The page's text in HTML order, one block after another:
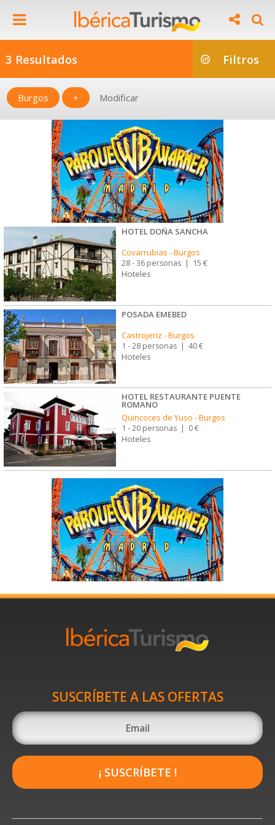
3 Resultados Filtros
Burgos + Modificar
HOTEL DOÑA SANCHA
Covarrubias -Burgos
28 - 36 personas | 15 €
Hoteles
POSADA EMEBED
Castrojeriz -Burgos
1 - 28 personas | 40 €
Hoteles
HOTEL RESTAURANTE PUENTE
ROMANO
Quincoces de Yuso -Burgos
1 - 20 personas 0 €
Hoteles
SUSCRÍBETE A LAS OFERTAS
¡ SUSCRÍBETE !